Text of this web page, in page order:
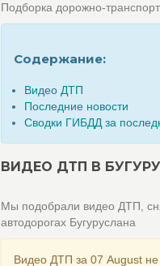
Подборка дорожно-
Содержание:
Видео ДТП
Последние новости
Сводки ГИБДД за
ВИДЕО ДТП В
Мы подобрали видео ДТП,
автодорогах Бугуруслана
Видео ДТП за 07 August